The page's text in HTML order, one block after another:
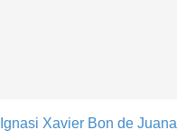
Ignasi Xavier Bon de Juana